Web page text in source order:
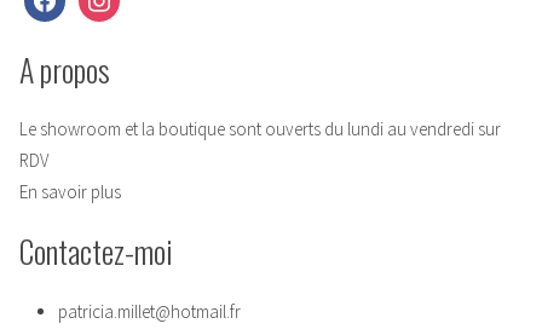
A propos
Le showroom et la boutique sont ouverts du lundi au vendredi sur
RDV
En savoir plus
Contactez-moi
patricia.millet@hotmail.fr